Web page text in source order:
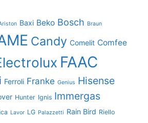
Baxi Beko Bosch Braun
Candy Comelit Comfee
FAAC
Ferroli Franke Genius Hisense
Hunter Ignis Immergas
Lavor LG Palazzetti Rain Bird Riello